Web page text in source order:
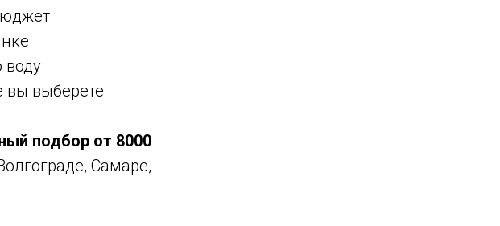
вы выберете
подбор от 8000
Самаре,